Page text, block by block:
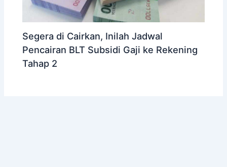
Segera di Cairkan, Inilah Jadwal
Pencairan BLT Subsidi Gaji ke Rekening
Tahap 2